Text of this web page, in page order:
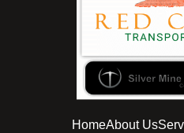
HomeAbout Us